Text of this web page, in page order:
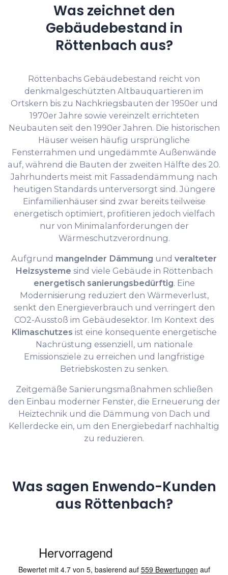
Was zeichnet den
Gebäudebestand in
Röttenbach aus?
Röttenbachs Gebäudebestand reicht von
denkmalgeschützten Altbauquartieren im
Ortskern bis zu Nachkriegsbauten der 1950er und
1970er Jahre sowie vereinzelt errichteten
Neubauten seit den 1990er Jahren. Die historischen
Häuser weisen häufig ursprüngliche
Fensterrahmen und ungedämmte Außenwände
auf, während die Bauten der zweiten Hälfte des 20.
Jahrhunderts meist mit Fassadendämmung nach
heutigen Standards unterversorgt sind. Jüngere
Einfamilienhäuser sind zwar bereits teilweise
energetisch optimiert, profitieren jedoch vielfach
nur von Minimalanforderungen der
Wärmeschutzverordnung.
Aufgrund mangelnder Dämmung und veralteter
Heizsysteme sind viele Gebäude in Röttenbach
energetisch sanierungsbedürftig. Eine
Modernisierung reduziert den Wärmeverlust,
senkt den Energieverbrauch und verringert den
CO2-Ausstoß im Gebäudesektor. Im Kontext des
Klimaschutzes ist eine konsequente energetische
Nachrüstung essenziell, um nationale
Emissionsziele zu erreichen und langfristige
Betriebskosten zu senken.
Zeitgemäße Sanierungsmaßnahmen schließen
den Einbau moderner Fenster, die Erneuerung der
Heiztechnik und die Dämmung von Dach und
Kellerdecke ein, um den Energiebedarf nachhaltig
zu reduzieren.
Was sagen Enwendo-Kunden
aus Röttenbach?